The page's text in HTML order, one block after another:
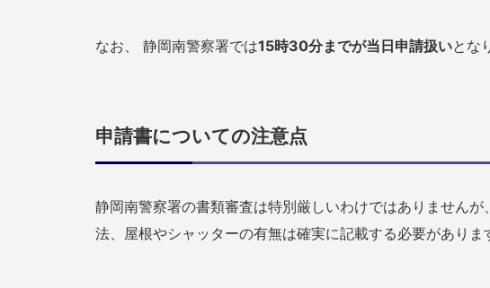
なお、 静岡南警察署では15時30分までが当日申請扱いとな
申請書についての注意点
静岡南警察署の書類審査は特別厳しいわけではありません
法、屋根やシャッターの有無は確実に記載する必要がありま